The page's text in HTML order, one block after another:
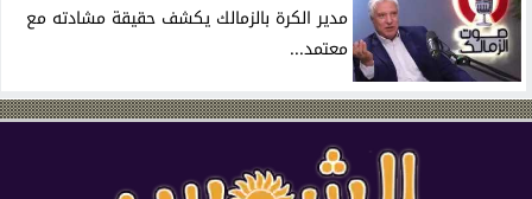
مدير الكرة بالزمالك يكشف حقيقة مشادته مع
معتمد...